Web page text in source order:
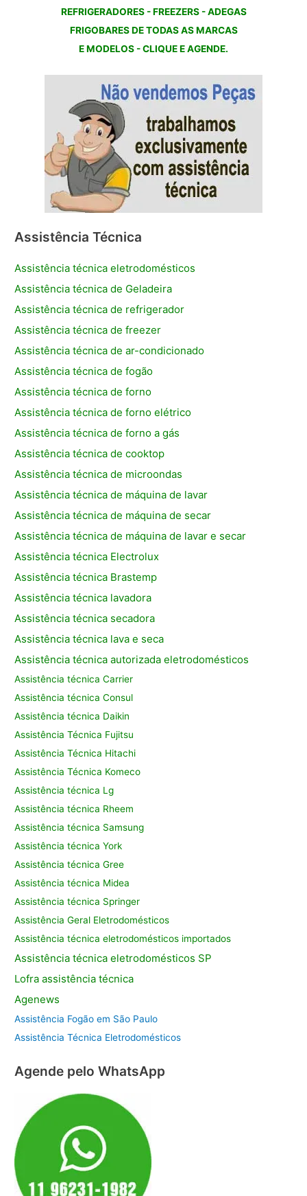
REFRIGERADORES - FREEZERS - ADEGAS
FRIGOBARES DE TODAS AS MARCAS
E MODELOS - CLIQUE E AGENDE.
Assistência Técnica
Assistência técnica eletrodomésticos
Assistência técnica de Geladeira
Assistência técnica de refrigerador
Assistência técnica de freezer
Assistência técnica de ar-condicionado
Assistência técnica de fogão
Assistência técnica de forno
Assistência técnica de forno elétrico
Assistência técnica de forno a gás
Assistência técnica de cooktop
Assistência técnica de microondas
Assistência técnica de máquina de lavar
Assistência técnica de máquina de secar
Assistência técnica de máquina de lavar e secar
Assistência técnica Electrolux
Assistência técnica Brastemp
Assistência técnica lavadora
Assistência técnica secadora
Assistência técnica lava e seca
Assistência técnica autorizada eletrodomésticos
Assistência técnica Carrier
Assistência técnica Consul
Assistência técnica Daikin
Assistência Técnica Fujitsu
Assistência Técnica Hitachi
Assistência Técnica Komeco
Assistência técnica Lg
Assistência técnica Rheem
Assistência técnica Samsung
Assistência técnica York
Assistência técnica Gree
Assistência técnica Midea
Assistência técnica Springer
Assistência Geral Eletrodomésticos
Assistência técnica eletrodomésticos importados
Assistência técnica eletrodomésticos SP
Lofra assistênciatécnica
Agenews
Assistência Fogão em São Paulo
Assistência Técnica Eletrodomésticos
Agende pelo WhatsApp